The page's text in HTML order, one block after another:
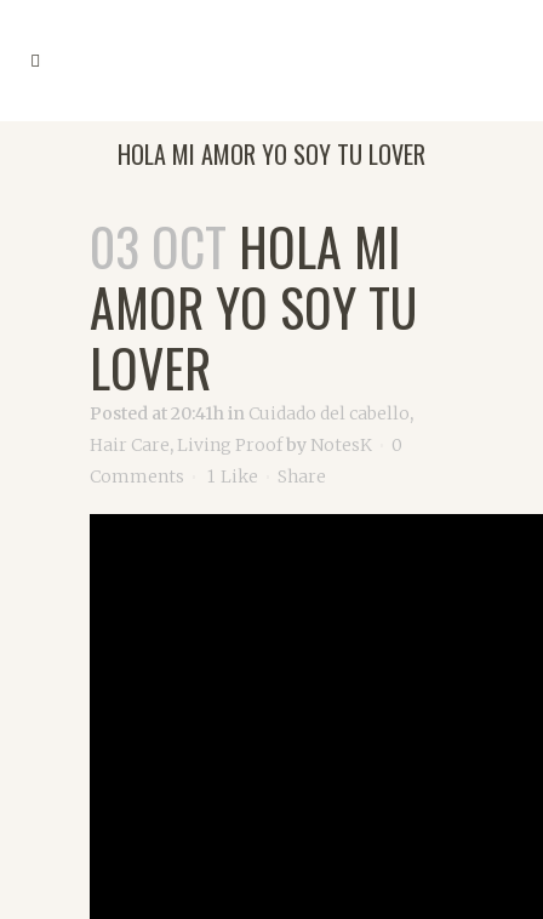
HOLA MI AMOR YO SOY TU LOVER
03 OCT HOLA MI
AMOR YO SOY TU
LOVER
Posted at 20:41hin Cuidado del cabello,
Hair Care, Living Proofby NotesK
0
Comments
1 Like Share